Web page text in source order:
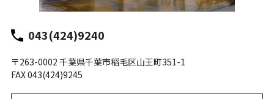
043(424)9240
〒263-0002 千葉県千葉市稲毛区山王町351-1
FAX 043(424)9245